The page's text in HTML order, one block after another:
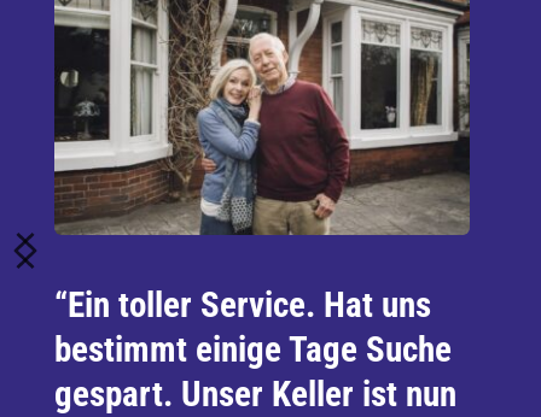
“Ein toller Service. Hat uns
bestimmt einige Tage Suche
gespart. Unser Keller ist nun